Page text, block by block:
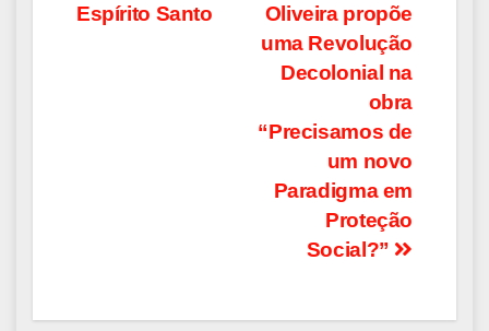
Oliveira propõe
uma Revolução
Decolonial na
obra
“Precisamos de
um novo
Paradigma em
Proteção
Social?”
Espírito Santo